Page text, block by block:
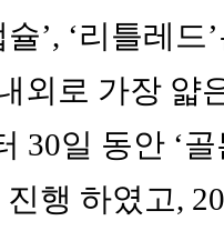
’, ‘리틀레
외로 가장
30일 동안 ‘
행 하였고,